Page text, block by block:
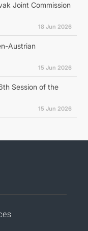
Joint Commission
18 Jun 2026
Austrian
15 Jun 2026
Session of the
15 Jun 2026